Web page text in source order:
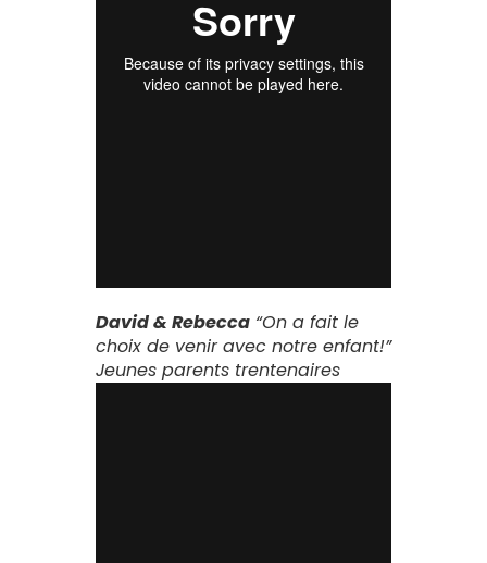
David & Rebecca “On a fait le
choix de venir avec notre enfant!”
Jeunes parents trentenaires